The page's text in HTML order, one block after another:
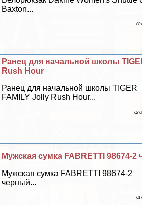
Baxton...
03
Ранец для начальной школы
Rush Hour
Ранец для начальной школы TIGER
FAMILY Jolly Rush Hour...
02
Мужская сумка FABRETTI 98674-2
Мужская сумка FABRETTI 98674-2
черный...
01